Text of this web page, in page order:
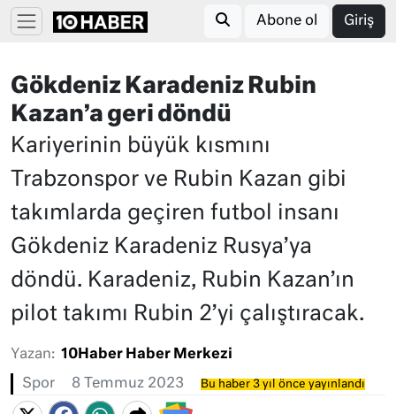
Abone ol Giriş
Gökdeniz Karadeniz Rubin
Kazan’a geri döndü
Kariyerinin büyük kısmını
Trabzonspor ve Rubin Kazan gibi
takımlarda geçiren futbol insanı
Gökdeniz Karadeniz Rusya’ya
döndü. Karadeniz, Rubin Kazan’ın
pilot takımı Rubin 2’yi çalıştıracak.
Yazan: 10Haber Haber Merkezi
Spor 8 Temmuz 2023 Bu haber 3 yıl önce yayınlandı